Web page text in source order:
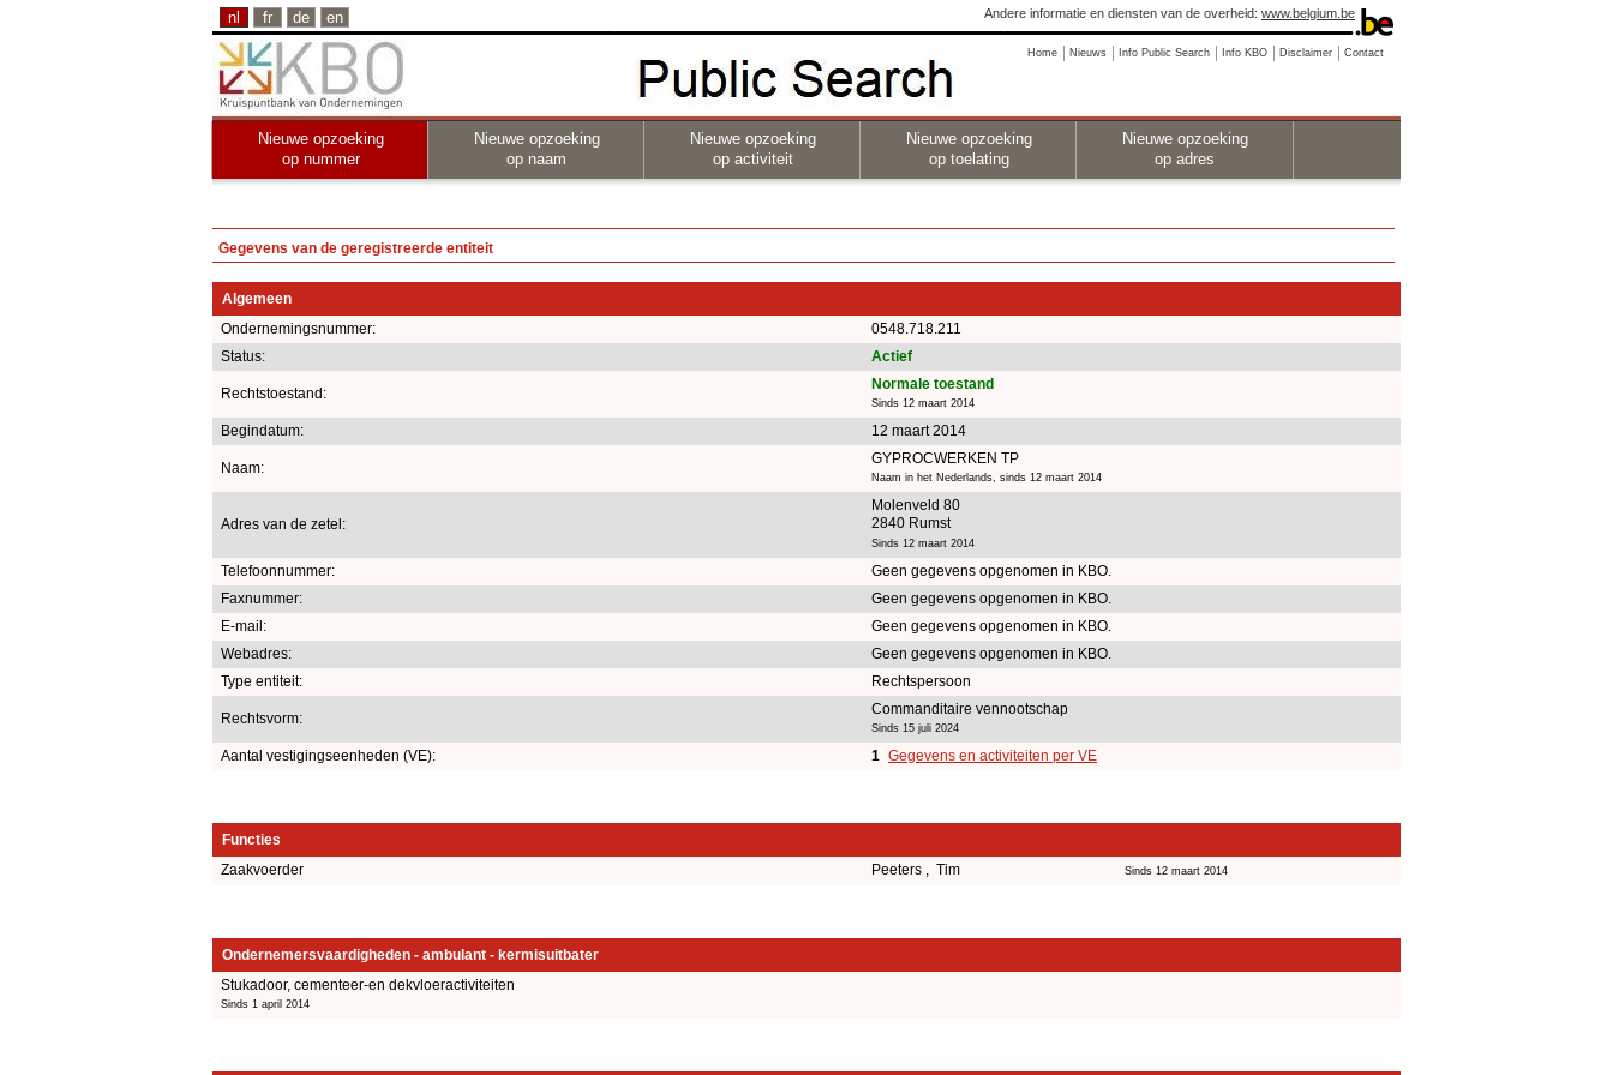
nl fr de en Andere informatie en diensten van de overheid: www.belgium.be
Home Nieuws Info Public Search Info KBO Disclaimer Contact
Nieuwe opzoeking
op nummer
Nieuwe opzoeking
op naam
Nieuwe opzoeking
op activiteit
Nieuwe opzoeking
op toelating
Nieuwe opzoeking
op adres
Gegevens van de geregistreerde entiteit
Algemeen
Ondernemingsnummer:
0548.718.211
Status:
Actief
Rechtstoestand:
Normale toestand
Sinds 12 maart 2014
Begindatum: 12 maart 2014
Naam:
GYPROCWERKEN TP
Naam in het Nederlands, sinds 12 maart 2014
Adres van de zetel:
Molenveld 80
2840 Rumst
Sinds 12 maart 2014
Telefoonnummer:
Geen gegevens opgenomen in KBO.
Faxnummer:
Geen gegevens opgenomen in KBO.
E-mail:
Geen gegevens opgenomen in KBO.
Webadres:
Geen gegevens opgenomen in KBO.
Type entiteit:
Rechtspersoon
Rechtsvorm:
Commanditaire vennootschap
Sinds 15 juli 2024
Aantal vestigingseenheden (VE): 1 Gegevens en activiteiten per VE
Functies
Zaakvoerder
Peeters , Tim Sinds 12 maart 2014
Ondernemersvaardigheden - ambulant - kermisuitbater
Stukadoor, cementeer-en dekvloeractiviteiten
Sinds 1 april 2014